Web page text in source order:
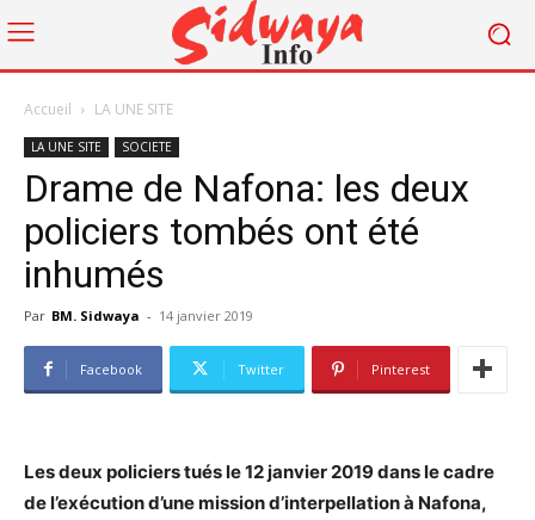
Accueil LA UNE SITE
LA UNE SITE SOCIETE
Drame de Nafona: les deux
policiers tombés ont été
inhumés
Par BM. Sidwaya - 14 janvier 2019
Facebook Twitter Pinterest
Les deux policiers tués le 12 janvier 2019 dans le cadre
de l’exécution d’une mission d’interpellation à Nafona,